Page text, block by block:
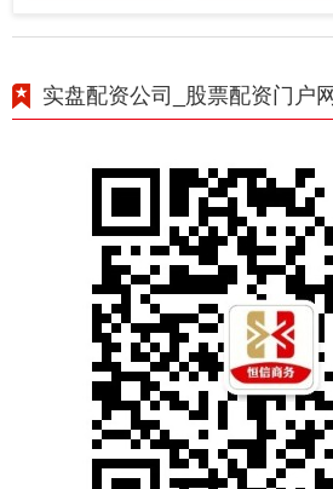
实盘配资公司_股票配资门户